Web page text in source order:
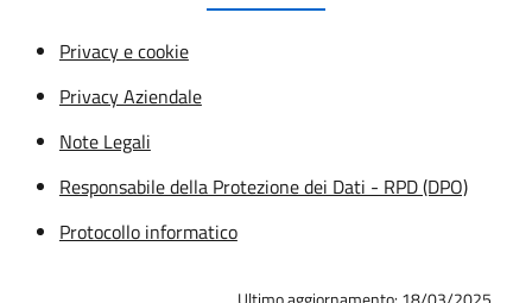
Privacy e cookie
Privacy Aziendale
Note Legali
Responsabile della Protezione dei Dati - RPD (DPO)
Protocollo informatico